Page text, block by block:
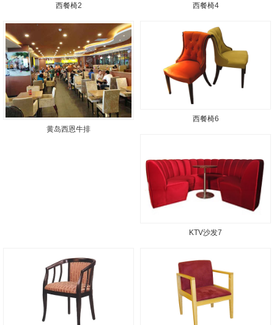
西餐椅2 西餐椅4
黄岛西恩牛排
西餐椅6
KTV沙发7